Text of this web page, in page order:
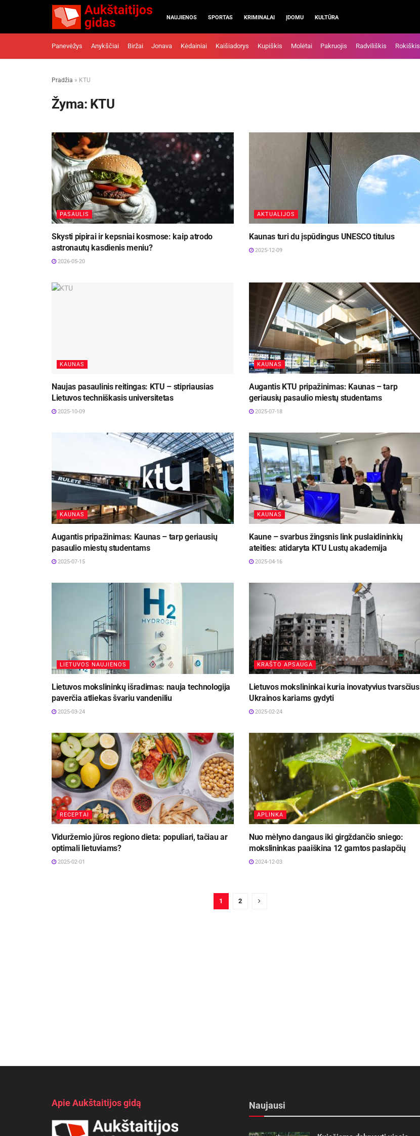
NAUJIENOS SPORTAS KRIMINALAI ĮDOMU KULTŪRA
Panevėžys Anykščiai Biržai Jonava Kėdainiai Kaišiadorys Kupiškis Molėtai Pakruojis Radviliškis Rokiškis
Pradžia » KTU
Žyma: KTU
PASAULIS
Skysti pipirai ir kepsniai kosmose: kaip atrodo
astronautų kasdienis meniu?
2026-05-20
AKTUALIJOS
Kaunas turi du įspūdingus UNESCO titulus
2025-12-09
KAUNAS
Naujas pasaulinis reitingas: KTU – stipriausias
Lietuvos techniškasis universitetas
2025-10-09
KAUNAS
Augantis KTU pripažinimas: Kaunas – tarp
geriausių pasaulio miestų studentams
2025-07-18
KAUNAS
Augantis pripažinimas: Kaunas – tarp geriausių
pasaulio miestų studentams
2025-07-15
KAUNAS
Kaune – svarbus žingsnis link puslaidininkių
ateities: atidaryta KTU Lustų akademija
2025-04-16
LIETUVOS NAUJIENOS
Lietuvos mokslininkų išradimas: nauja technologija
paverčia atliekas švariu vandeniliu
2025-03-24
KRAŠTO APSAUGA
Lietuvos mokslininkai kuria inovatyvius tvarsčius
Ukrainos kariams gydyti
2025-02-24
RECEPTAI
Viduržemio jūros regiono dieta: populiari, tačiau ar
optimali lietuviams?
2025-02-01
APLINKA
Nuo mėlyno dangaus iki girgždančio sniego:
mokslininkas paaiškina 12 gamtos paslapčių
2024-12-03
1 2
Apie Aukštaitijos gidą Naujausi